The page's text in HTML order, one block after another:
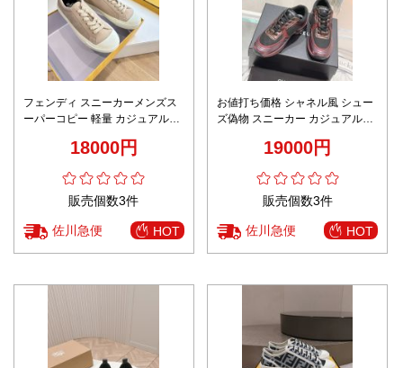
フェンディ スニーカーメンズス
ーパーコピー 軽量 カジュアルシ
18000円
販売個数3件
佐川急便 HOT
お値打ち価格 シャネル風 シュー
ズ偽物 スニーカー カジュアルシ
19000円
販売個数3件
佐川急便 HOT